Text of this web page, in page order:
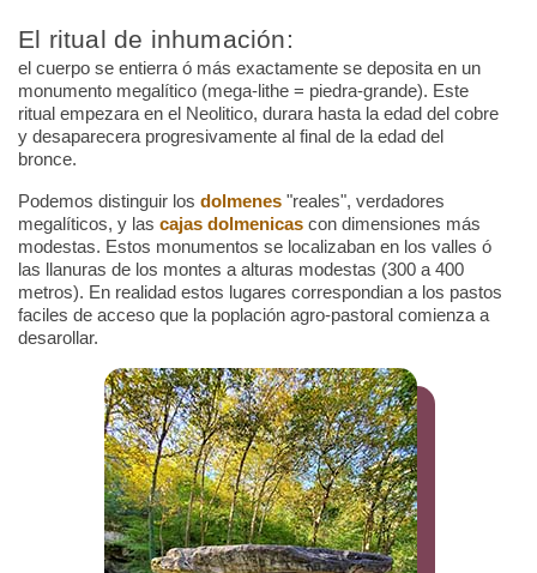
El ritual de inhumación:
el cuerpo se entierra ó más exactamente se deposita en un
monumento megalítico (mega-lithe = piedra-grande). Este
ritual empezara en el Neolitico, durara hasta la edad del cobre
y desaparecera progresivamente al final de la edad del
bronce.
Podemos distinguir los dolmenes "reales", verdadores
megalíticos, y las cajas dolmenicas con dimensiones más
modestas. Estos monumentos se localizaban en los valles ó
las llanuras de los montes a alturas modestas (300 a 400
metros). En realidad estos lugares correspondian a los pastos
faciles de acceso que la poplación agro-pastoral comienza a
desarollar.